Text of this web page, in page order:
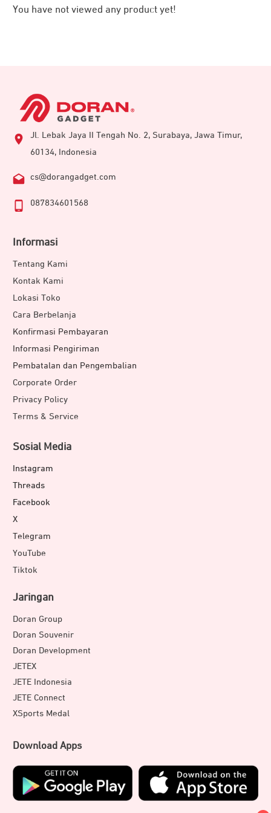
Katakan selamat tinggal untuk suara delay! Memiliki
Rasakan pengalaman terbaik saat mendengarkan audio
musik dan film favoritmu. Termasuk memainkan game-
game unggulan dengan efek suara yang memukau untuk
You have not viewed any product yet!
Jl. Lebak Jaya II Tengah No. 2, Surabaya, Jawa Timur,
60134, Indonesia
cs@dorangadget.com
087834601568
Informasi
Tentang Kami
Kontak Kami
Lokasi Toko
Cara Berbelanja
Konfirmasi Pembayaran
Informasi Pengiriman
Pembatalan dan Pengembalian
Corporate Order
Privacy Policy
Terms & Service
Sosial Media
Instagram
Threads
Facebook
X
Telegram
YouTube
Tiktok
Jaringan
Doran Group
Doran Souvenir
Doran Development
JETEX
JETE Indonesia
JETE Connect
XSports Medal
Download Apps